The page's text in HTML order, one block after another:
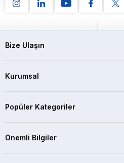
Bize Ulaşın
Kurumsal
Popüler Kategoriler
Önemli Bilgiler